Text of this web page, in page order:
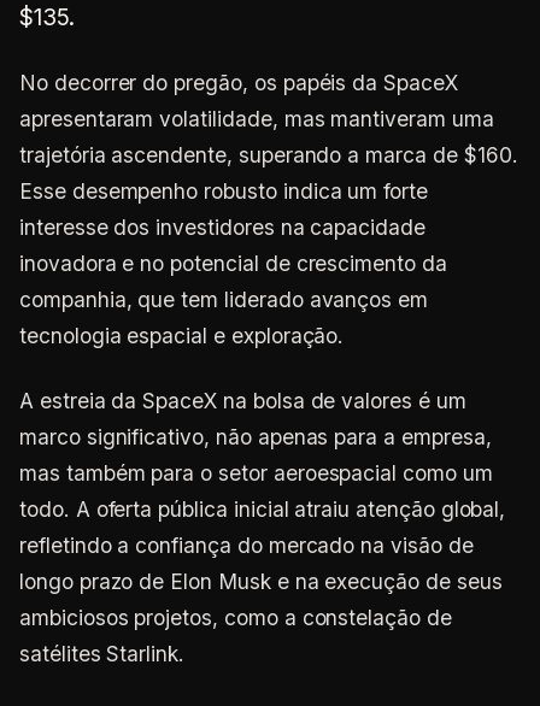
$135.
No decorrer do pregão, os papéis da SpaceX
apresentaram volatilidade, mas mantiveram uma
trajetória ascendente, superando a marca de $160.
Esse desempenho robusto indica um forte
interesse dos investidores na capacidade
inovadora e no potencial de crescimento da
companhia, que tem liderado avanços em
tecnologia espacial e exploração.
A estreia da SpaceX na bolsa de valores é um
marco significativo, não apenas para a empresa,
mas também para o setor aeroespacial como um
todo. A oferta pública inicial atraiu atenção global,
refletindo a confiança do mercado na visão de
longo prazo de Elon Musk e na execução de seus
ambiciosos projetos, como a constelação de
satélites Starlink.